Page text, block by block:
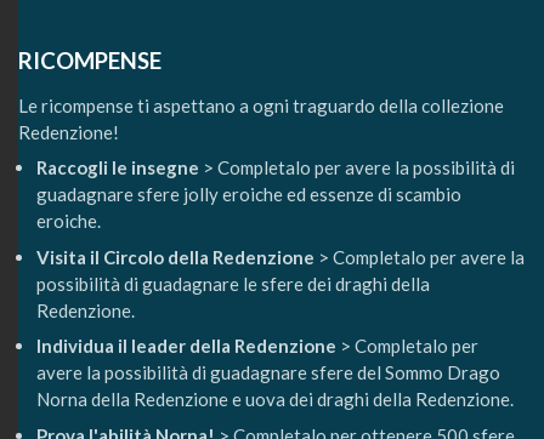
RICOMPENSE
Le ricompense ti aspettano a ogni traguardo della collezione
Redenzione!
Raccogli le insegne > Completalo per avere la possibilità di
guadagnare sfere jolly eroiche ed essenze di scambio
eroiche.
Visita il Circolo della Redenzione > Completalo per avere la
possibilità di guadagnare le sfere dei draghi della
Redenzione.
Individua il leader della Redenzione > Completalo per
avere la possibilità di guadagnare sfere del Sommo Drago
Norna della Redenzione e uova dei draghi della Redenzione.